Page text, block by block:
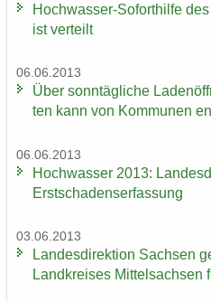
Hochwasser-​Soforthilfe
ist ver­teilt
06.06.2013
Über sonn­täg­li­che
ten kann von Kom­mu­nen
06.06.2013
Hoch­was­ser 2013:
Erst­scha­dens­er­fas­sung
03.06.2013
Lan­des­di­rek­ti­on Sach­sen
Land­krei­ses Mit­tel­sach­sen